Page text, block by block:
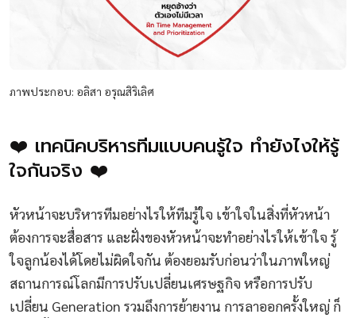
ภาพประกอบ: อลิสา อรุณสิริเลิศ
❤️ เทคนิคบริหารทีมแบบคนรู้ใจ ทำยังไงให้รู้
ใจกันจริง ❤️
หัวหน้าจะบริหารทีมอย่างไรให้ทีมรู้ใจ เข้าใจในสิ่งที่หัวหน้า
ต้องการจะสื่อสาร และฝั่งของหัวหน้าจะทำอย่างไรให้เข้าใจ รู้
ใจลูกน้องได้โดยไม่ผิดใจกัน ต้องยอมรับก่อนว่าในภาพใหญ่
สถานการณ์โลกมีการปรับเปลี่ยนเศรษฐกิจ หรือการปรับ
เปลี่ยน Generation รวมถึงการย้ายงาน การลาออกครั้งใหญ่ ก็